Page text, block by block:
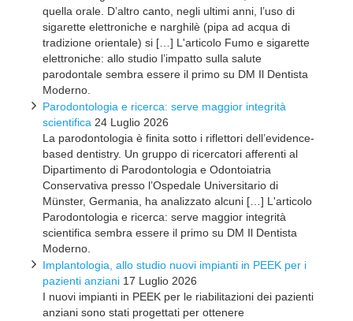
quella orale. D’altro canto, negli ultimi anni, l’uso di
sigarette elettroniche e narghilè (pipa ad acqua di
tradizione orientale) si […] L'articolo Fumo e sigarette
elettroniche: allo studio l’impatto sulla salute
parodontale sembra essere il primo su DM Il Dentista
Moderno.
Parodontologia e ricerca: serve maggior integrità
scientifica 24 Luglio 2026
La parodontologia è finita sotto i riflettori dell’evidence-
based dentistry. Un gruppo di ricercatori afferenti al
Dipartimento di Parodontologia e Odontoiatria
Conservativa presso l’Ospedale Universitario di
Münster, Germania, ha analizzato alcuni […] L'articolo
Parodontologia e ricerca: serve maggior integrità
scientifica sembra essere il primo su DM Il Dentista
Moderno.
Implantologia, allo studio nuovi impianti in PEEK per i
pazienti anziani 17 Luglio 2026
I nuovi impianti in PEEK per le riabilitazioni dei pazienti
anziani sono stati progettati per ottenere